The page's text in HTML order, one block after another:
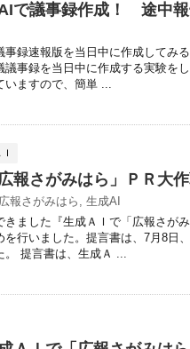
AIで議事録作成！ 途中
事録速報版を当日中に作成して
議事録を当日中に作成する実験を
いますので、簡単 ...
報さがみはら」ＰＲ大
広報さがみはら , 生成AI
きました『生成ＡＩで「広報さが
を行いました。提言書は、7月8日
。 提言書は、生成Ａ ...